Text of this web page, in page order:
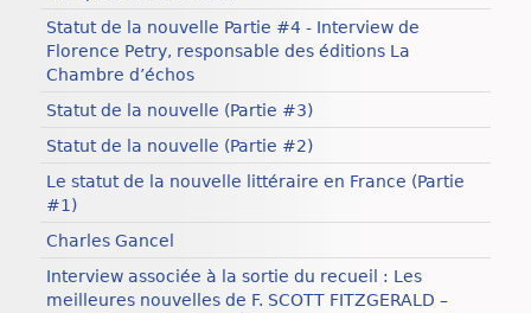
Statut de la nouvelle Partie #4 - Interview de
Florence Petry, responsable des éditions La
Chambre d’échos
Statut de la nouvelle (Partie #3)
Statut de la nouvelle (Partie #2)
Le statut de la nouvelle littéraire en France (Partie
#1)
Charles Gancel
Interview associée à la sortie du recueil : Les
meilleures nouvelles de F. SCOTT FITZGERALD –